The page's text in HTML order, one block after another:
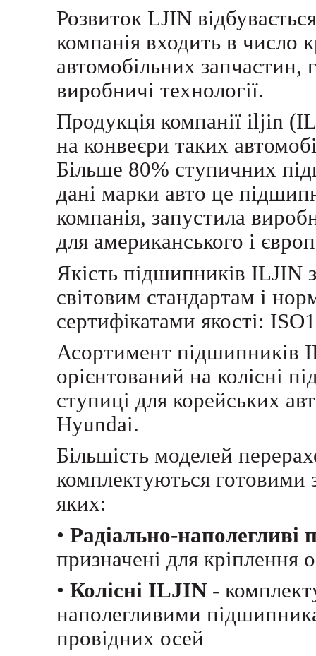
Розвиток LJIN відбувається
компанія входить в число
автомобільних запчастин,
виробничі технології.
Продукція компанії iljin
на конвеєри таких
Більше 80% ступичних
дані марки авто це
компанія, запустила
для американського і
Якість підшипників ILJIN
світовим стандартам і
сертифікатами якості:
Асортимент підшипників
орієнтований на колісні
ступиці для корейських
Hyundai.
Більшість моделей
комплектуються
яких:
• Радіально-
призначені для кріплення
• Колісні ILJIN -
наполегливими
провідних осей